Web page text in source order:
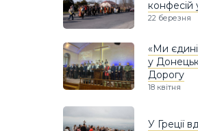
конфесій
22 березня
«Ми
у
Дорогу
18 квітня
У Греції